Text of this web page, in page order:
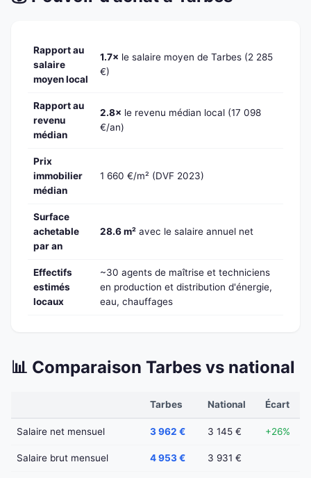
Rapport au
salaire
moyen local
1.7× le salaire moyen de Tarbes (2 285
€)
Rapport au
revenu
médian
2.8× le revenu médian local (17 098
€/an)
Prix
immobilier
médian
1 660 €/m² (DVF 2023)
Surface
achetable
par an
28.6 m² avec le salaire annuel net
Effectifs
estimés
locaux
~30 agents de maîtrise et techniciens
en production et distribution d'énergie,
eau, chauffages
📊 Comparaison Tarbes vs national
Tarbes National Écart
Salaire net mensuel 3 962 € 3 145 € +26%
Salaire brut mensuel 4 953 € 3 931 €